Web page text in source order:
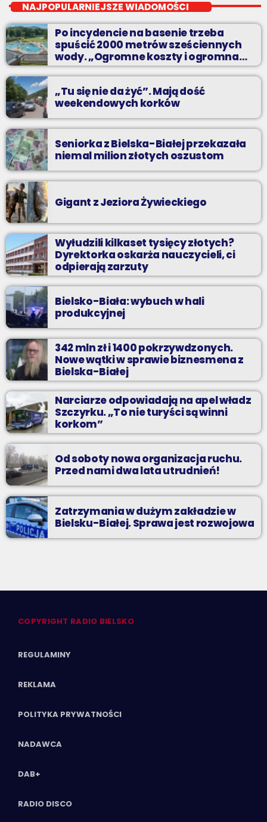
Z Kina Wzięte to audycja w której film występuje roli głównej.
NAJPOPULARNIEJSZE WIADOMOŚCI
Po incydencie na basenie trzeba
spuścić 2000 metrów sześciennych
wody. „Ogromne koszty i ogromna
praca”
„Tu się nie da żyć”. Mają dość
weekendowych korków
Seniorka z Bielska-Białej przekazała
niemal milion złotych oszustom
Gigant z Jeziora Żywieckiego
Wyłudzili kilkaset tysięcy złotych?
Dyrektorka oskarża nauczycieli, ci
odpierają zarzuty
Bielsko-Biała: wybuch w hali
produkcyjnej
342 mln zł i 1400 pokrzywdzonych.
Nowe wątki w sprawie biznesmena z
Bielska-Białej
Narciarze odpowiadają na apel władz
Szczyrku. „To nie turyści są winni
korkom”
Od soboty nowa organizacja ruchu.
Przed nami dwa lata utrudnień!
Zatrzymania w dużym zakładzie w
Bielsku-Białej. Sprawa jest rozwojowa
COPYRIGHT RADIO BIELSKO
REGULAMINY
REKLAMA
POLITYKA PRYWATNOŚCI
NADAWCA
DAB+
RADIO DISCO